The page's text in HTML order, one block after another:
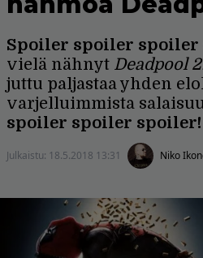
Spoiler spoiler spoiler
vielä nähnyt Deadpool
juttu paljastaa yhden
varjelluimmista
spoiler spoiler spoiler!
Julkaistu: 18.5.2018 13:31 Niko